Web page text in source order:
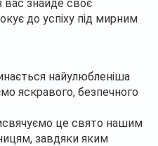
вас знайде своє
до успіху під мирним
найулюбленіша
яскравого, безпечного
це свято нашим
завдяки яким